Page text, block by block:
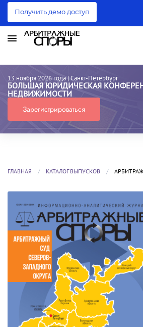
Получить демо доступ
13 ноября 2026 года | Санкт-Петербург
БОЛЬШАЯ ЮРИДИЧЕСКАЯ
НЕДВИЖИМОСТИ
Зарегистрироваться
ГЛАВНАЯ КАТАЛОГ ВЫПУСКОВ